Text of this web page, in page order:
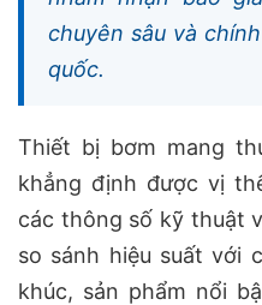
chuyên sâu và
quốc.
Thiết bị bơm mang
khẳng định được vị
các thông số kỹ thuật
so sánh hiệu suất với
khúc, sản phẩm nổi